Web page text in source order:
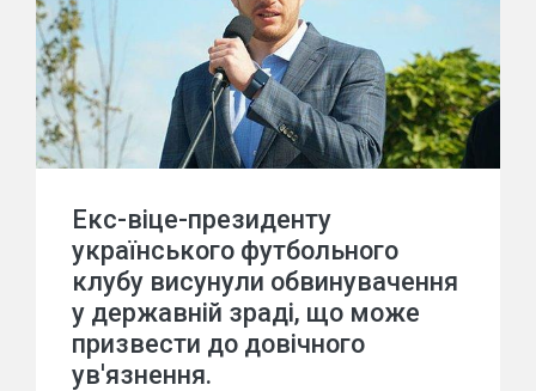
Екс-віце-президенту
українського футбольного
клубу висунули обвинувачення
у державній зраді, що може
призвести до довічного
ув'язнення.